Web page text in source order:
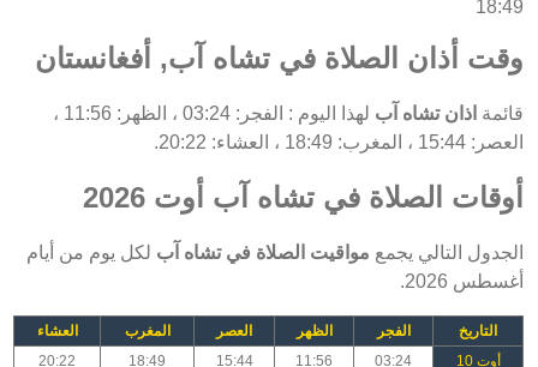
18:49
وقت أذان الصلاة في تشاه آب, أفغانستان
قائمة اذان تشاه آب
لهذا اليوم : الفجر: 03:24 ، الظهر: 11:56 ،
العصر: 15:44 ، المغرب: 18:49 ، العشاء: 20:22.
أوقات الصلاة في تشاه آب أوت 2026
الجدول التالي يجمع مواقيت الصلاة في تشاه آب لكل يوم من أيام
أغسطس 2026.
التاريخ الفجر الظهر العصر المغرب
العشاء
أوت 10
03:24
11:56
15:44
18:49
20:22